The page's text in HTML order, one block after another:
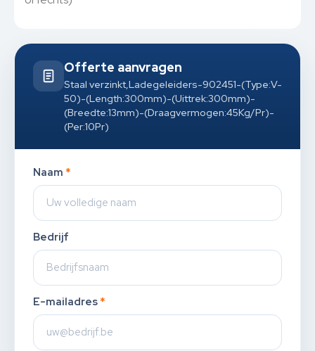
Offerte aanvragen
Staal verzinkt,Ladegeleiders-902451-(Type:V-
50)-(Length:300mm)-(Uittrek:300mm)-
(Breedte:13mm)-(Draagvermogen:45Kg/Pr)-
(Per:10Pr)
Naam *
Bedrijf
E-mailadres *